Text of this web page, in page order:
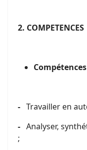
2.
Co
- Travailler en
- Analyser,
;